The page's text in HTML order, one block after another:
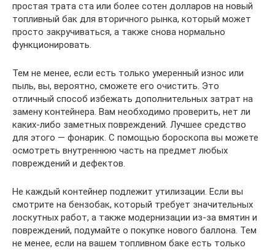
простая трата ста или более сотен долларов на новый
топливный бак для вторичного рынка, который может
просто закручиваться, а также снова нормально
функционировать.
Тем не менее, если есть только умеренный износ или
пыль, вы, вероятно, сможете его очистить. Это
отличный способ избежать дополнительных затрат на
замену контейнера. Вам необходимо проверить, нет ли
каких-либо заметных повреждений. Лучшее средство
для этого — фонарик. С помощью бороскопа вы можете
осмотреть внутреннюю часть на предмет любых
повреждений и дефектов.
Не каждый контейнер подлежит утилизации. Если вы
смотрите на бензобак, который требует значительных
лоскутных работ, а также модернизации из-за вмятин и
повреждений, подумайте о покупке нового баллона. Тем
не менее, если на вашем топливном баке есть только